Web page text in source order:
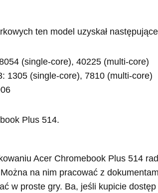
ten model uzyskał
(single-core), 40225 (multi-core)
1305 (single-core), 7810 (multi-core)
Acer Chromebook Plus 514
na nim pracować z
w proste gry. Ba, jeśli kupicie